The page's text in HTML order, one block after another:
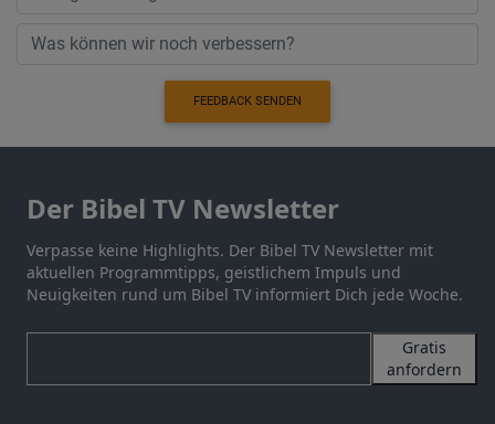
FEEDBACK SENDEN
Der Bibel TV Newsletter
Verpasse keine Highlights. Der Bibel TV Newsletter mit
aktuellen Programmtipps, geistlichem Impuls und
Neuigkeiten rund um Bibel TV informiert Dich jede Woche.
Gratis
anfordern